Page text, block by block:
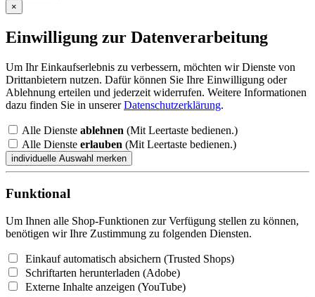
×
Einwilligung zur Datenverarbeitung
Um Ihr Einkaufserlebnis zu verbessern, möchten wir Dienste von
Drittanbietern nutzen. Dafür können Sie Ihre Einwilligung oder
Ablehnung erteilen und jederzeit widerrufen. Weitere Informationen
dazu finden Sie in unsererDatenschutzerklärung.
Alle Dienste ablehnen (Mit Leertaste bedienen.)
Alle Dienste erlauben (Mit Leertaste bedienen.)
Funktional
Um Ihnen alle Shop-Funktionen zur Verfügung stellen zu können,
benötigen wir Ihre Zustimmung zu folgenden Diensten.
Einkauf automatisch absichern (Trusted Shops)
Schriftarten herunterladen (Adobe)
Externe Inhalte anzeigen (YouTube)